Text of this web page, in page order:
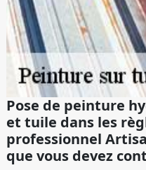
Pose de peinture
et tuile dans les
professionnel
que vous devez